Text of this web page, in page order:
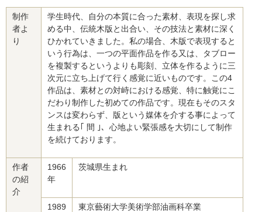
制作
者よ
り
学生時代、自分の本質に合った素材、表現を探し求
める中、伝統木版と出合い、その技法と素材に深く
ひかれていきました。私の場合、木版で表現すると
いう行為は、一つの平面作品を作る又は、タブロー
を複製するというよりも彫刻、立体を作るように三
次元に立ち上げて行く感覚に近いものです。この4
作品は、素材との対峙における感覚、特に触覚にこ
だわり制作した初めての作品です。現在もそのスタ
ンスは変わらず、版という媒体を介する事によって
生まれる｢ 間 ｣、心地よい緊張感を大切にして制作
を続けております。
作者
の紹
介
1966
年
茨城県生まれ
1989
東京藝術大学美術学部油画科卒業